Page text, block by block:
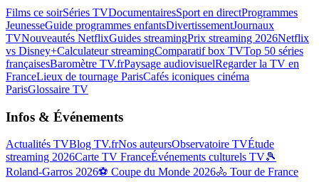
Films ce soirSéries TVDocumentairesSport en directProgrammes
JeunesseGuide programmes enfantsDivertissementJournaux
TVNouveautés NetflixGuides streamingPrix streaming 2026Netflix
vs Disney+Calculateur streamingComparatif box TVTop 50 séries
françaisesBaromètre TV.frPaysage audiovisuelRegarder la TV en
FranceLieux de tournage ParisCafés iconiques cinéma
ParisGlossaire TV
Infos & Événements
Actualités TVBlog TV.frNos auteursObservatoire TVÉtude
streaming 2026Carte TV FranceÉvénements culturels TV🎾
Roland-Garros 2026⚽ Coupe du Monde 2026🚴 Tour de France